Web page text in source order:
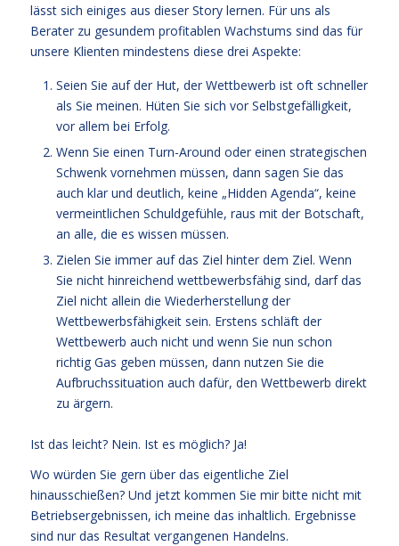
lässt sich einiges aus dieser Story lernen. Für uns als
Berater zu gesundem profitablen Wachstums sind das für
unsere Klienten mindestens diese drei Aspekte:
Seien Sie auf der Hut, der Wettbewerb ist oft schneller
als Sie meinen. Hüten Sie sich vor Selbstgefälligkeit,
vor allem bei Erfolg.
Wenn Sie einen Turn-Around oder einen strategischen
Schwenk vornehmen müssen, dann sagen Sie das
auch klar und deutlich, keine „Hidden Agenda“, keine
vermeintlichen Schuldgefühle, raus mit der Botschaft,
an alle, die es wissen müssen.
Zielen Sie immer auf das Ziel hinter dem Ziel. Wenn
Sie nicht hinreichend wettbewerbsfähig sind, darf das
Ziel nicht allein die Wiederherstellung der
Wettbewerbsfähigkeit sein. Erstens schläft der
Wettbewerb auch nicht und wenn Sie nun schon
richtig Gas geben müssen, dann nutzen Sie die
Aufbruchssituation auch dafür, den Wettbewerb direkt
zu ärgern.
Ist das leicht? Nein. Ist es möglich? Ja!
Wo würden Sie gern über das eigentliche Ziel
hinausschießen? Und jetzt kommen Sie mir bitte nicht mit
Betriebsergebnissen, ich meine das inhaltlich. Ergebnisse
sind nur das Resultat vergangenen Handelns.